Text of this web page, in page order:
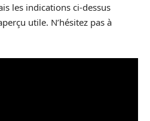
les indications ci-dessus
utile. N’hésitez pas à